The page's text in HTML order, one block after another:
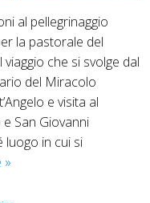
al pellegrinaggio
la pastorale del
che si svolge dal
del Miracolo
e visita al
San Giovanni
luogo in cui si
Dal
»